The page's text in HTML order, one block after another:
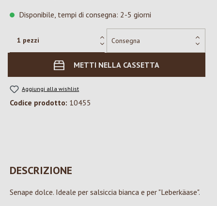
Disponibile, tempi di consegna: 2-5 giorni
METTI NELLA CASSETTA
Aggiungi alla wishlist
Codice prodotto: 10455
DESCRIZIONE
Senape dolce. Ideale per salsiccia bianca e per "Leberkäase".